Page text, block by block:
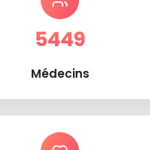
5449
Médecins